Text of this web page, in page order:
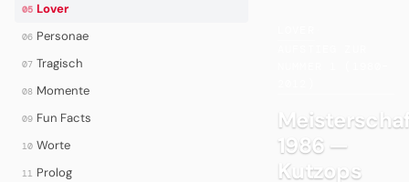
05 Lover
06 Personae
07 Tragisch
08 Momente
09 Fun Facts
10 Worte
11 Prolog
1986 —
Kutzops